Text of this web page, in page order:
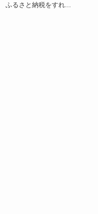
ふるさと納税をすれ...